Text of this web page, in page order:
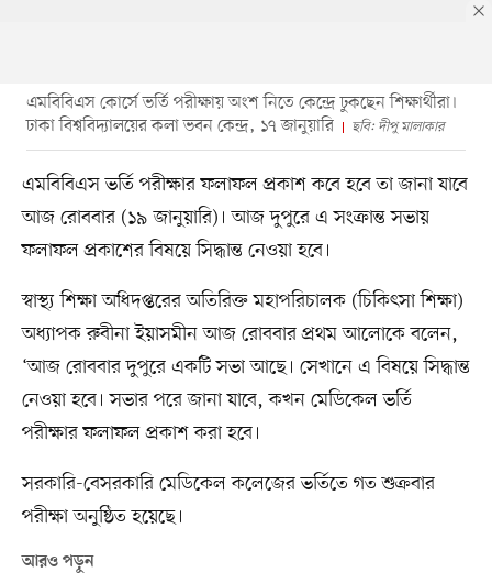
এমবিবিএস কোর্সে ভর্তি পরীক্ষায় অংশ নিতে কেন্দ্রে ঢুকছেন শিক্ষার্থীরা।
ঢাকা বিশ্ববিদ্যালয়ের কলা ভবন কেন্দ্র, ১৭ জানুয়ারি
ছবি: দীপু মালাকার
এমবিবিএস ভর্তি পরীক্ষার ফলাফল প্রকাশ কবে হবে তা জানা যাবে
আজ রোববার (১৯ জানুয়ারি)। আজ দুপুরে এ সংক্রান্ত সভায়
ফলাফল প্রকাশের বিষয়ে সিদ্ধান্ত নেওয়া হবে।
স্বাস্থ্য শিক্ষা অধিদপ্তরের অতিরিক্ত মহাপরিচালক (চিকিৎসা শিক্ষা)
অধ্যাপক রুবীনা ইয়াসমীন আজ রোববার প্রথম আলোকে বলেন,
‘আজ রোববার দুপুরে একটি সভা আছে। সেখানে এ বিষয়ে সিদ্ধান্ত
নেওয়া হবে। সভার পরে জানা যাবে, কখন মেডিকেল ভর্তি
পরীক্ষার ফলাফল প্রকাশ করা হবে।
সরকারি-বেসরকারি মেডিকেল কলেজের ভর্তিতে গত শুক্রবার
পরীক্ষা অনুষ্ঠিত হয়েছে।
আরও পড়ুন